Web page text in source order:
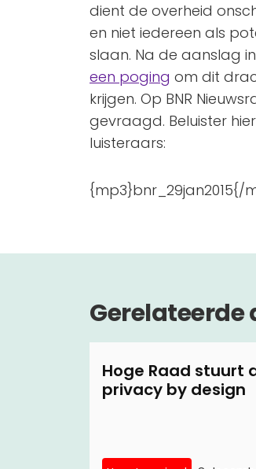
dient de overheid
en niet iedereen als
slaan. Na de aanslag
een poging om dit
krijgen. Op BNR
gevraagd. Beluister
luisteraars:
{mp3}bnr_29jan2015{/
Gerelateerde
Hoge Raad stuurt
privacy by design